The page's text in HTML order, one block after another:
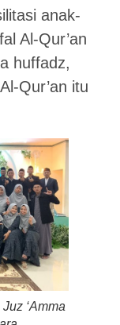
anak-
Al-Qur’an
huffadz,
Qur’an itu
‘Amma